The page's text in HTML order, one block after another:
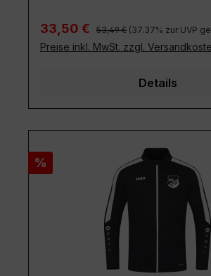
Verkaufspreis:
33,50 € Regulärer Preis:
53,49 € (37.37% zur UVP
Preise inkl. MwSt. zzgl.
Details
Rabatt
%